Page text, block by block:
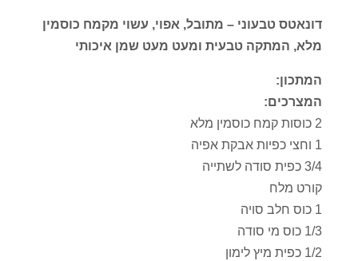
דונאטס טבעוני – מתובל, אפוי, עשוי מקמח כוסמין
מלא, המתקה טבעית ומעט מעט שמן איכותי
המתכון:
המצרכים:
2 כוסות קמח כוסמין מלא
1 וחצי כפיות אבקת אפיה
3/4 כפית סודה לשתייה
קורט מלח
1 כוס חלב סויה
1/3 כוס מי סודה
1/2 כפית מיץ לימון